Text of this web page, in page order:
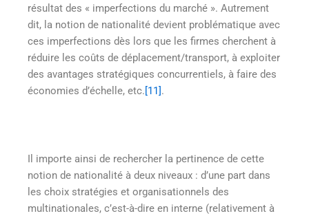
résultat des « imperfections du marché ». Autrement
dit, la notion de nationalité devient problématique avec
ces imperfections dès lors que les firmes cherchent à
réduire les coûts de déplacement/transport, à exploiter
des avantages stratégiques concurrentiels, à faire des
économies d’échelle, etc.[11].
Il importe ainsi de rechercher la pertinence de cette
notion de nationalité à deux niveaux : d’une part dans
les choix stratégies et organisationnels des
multinationales, c’est-à-dire en interne (relativement à